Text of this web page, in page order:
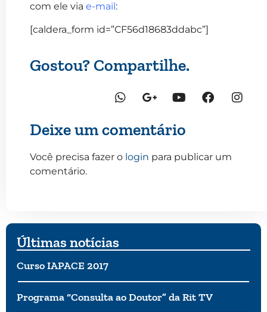
com ele via e-mail :
[caldera_form id=”CF56d18683ddabc”]
Gostou? Compartilhe.
Deixe um comentário
Você precisa fazer o login para publicar um
comentário.
Últimas notícias
Curso IAPACE 2017
Programa “Consulta ao Doutor” da Rit TV